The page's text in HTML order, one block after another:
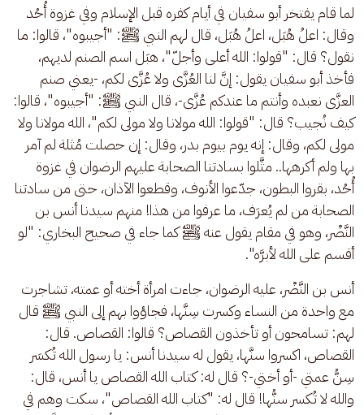
لما قام يفتخر أبو سفيان في أيام كفره قبل الإسلام وفي غزوة أُحُد
وقال: اعلُ هُبَل، اعلُ هُبَل، قال لهم النبي ﷺ: "أجيبوه"، قالوا: ما
نقول؟ قال: "قولوا: الله أعلى وأجلّ"، هبَل اسم الصنم لديهم،
فأخذ أبو سفيان يقول: إنَّ لنا العُزَّى ولا عُزَّى لكم، -يعني صنم
العزَّى نعبده وأنتم ما عندكم عُزَّى-، قال النبي ﷺ: "أجيبوه"، قالوا:
كيف نُجيب؟ قال: "قولوا: الله مولانا ولا مولى لكم"، الله مولانا ولا
مولى لكم، وقال: إنه يوم بيوم بدر، وقال: إن حصلت مُثلة لم آمر
بها ولم أكرهها.. مثَّلوا بسادتنا الصحابة عليهم الرضوان في غزوة
أُحُد، بقروا البطون، جدّعوا الأنوف، وقطعوا الآذان، حتى من سادتنا
الصحابة من لم يُعرَف، ما عرفوا من هذا! منهم سيدنا أنس بن
النَّضْر، وهو في مقام يقول عنه ﷺ كما جاء في صحيح البخاري: "لو
أقسم على الله لأبرَّه".
أنس بن النَّضْر، عليه الرضوان، جاءت امرأة أخته أو عمته، تشاجرت
مع واحدة من النساء وكسرت سِنَّها، فجاؤوا بهم إلى النبي ﷺ قال
لهم: تسامحون أو تأخذون القصاص؟ قالوا: القصاص. قال:
القصاص، اكسروا سنَّها، يقول له سيدنا أنس: يا رسول الله تُكسَر
سِنُّ عمتي -أو أختي-؟ قال له: كتاب الله القصاص يا أنس، قال:
والله لا تُكسر سنُّها! قال له: "كتاب الله القصاص"، سكت وهم في